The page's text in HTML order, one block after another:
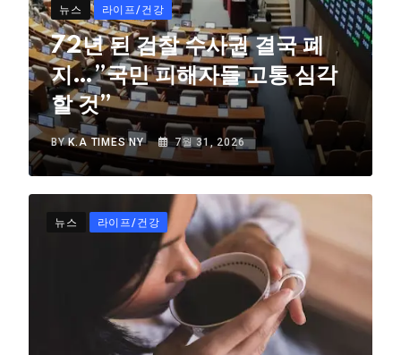
뉴스 라이프/건강
72년 된 검찰 수사권 결국 폐
지…”국민 피해자들 고통 심각
할 것”
BYK.A TIMES NY 7월 31, 2026
뉴스 라이프/건강